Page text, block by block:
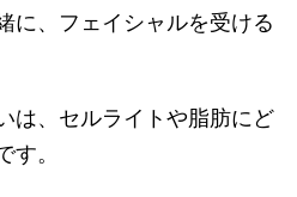
に、フェイシャルを受ける
は、セルライトや脂肪にど
す。